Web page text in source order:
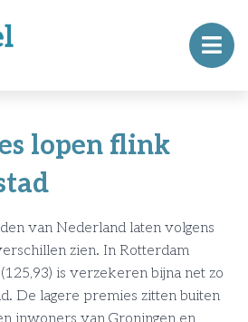
lopen flink
van Nederland laten volgens
zien. In Rotterdam
is verzekeren bijna net zo
De lagere premies zitten buiten